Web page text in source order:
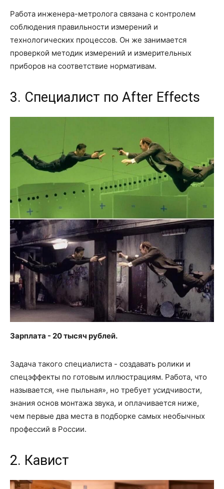
Работа инженера-метролога связана с контролем
соблюдения правильности измерений и
технологических процессов. Он же занимается
проверкой методик измерений и измерительных
приборов на соответствие нормативам.
3. Специалист по After Effects
Зарплата - 20 тысяч рублей.
Задача такого специалиста - создавать ролики и
спецэффекты по готовым иллюстрациям. Работа, что
называется, «не пыльная», но требует усидчивости,
знания основ монтажа звука, и оплачивается ниже,
чем первые два места в подборке самых необычных
профессий в России.
2. Кавист